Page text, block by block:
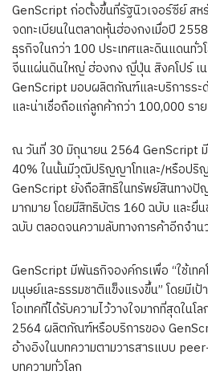
GenScript ก่อตั้งขึ้นที่รัฐนิวเจอร์ซีย์ สห
จดทะเบียนในตลาดหุ้นฮ่องกงเมื่อปี
ธุรกิจในกว่า 100 ประเทศและดินแดนทั่ว
จีนแผ่นดินใหญ่ ฮ่องกง ญี่ปุ่น สิงคโปร์ เ
GenScript มอบผลิตภัณฑ์และบริการระ
และน่าเชื่อถือแก่ลูกค้ากว่า 100,000 ราย
ณ วันที่ 30 มิถุนายน 2564 GenScript
40% ในนั้นมีวุฒิปริญญาโทและ/หรือปริ
GenScript ยังถือสิทธิในทรัพย์สินทางปั
มากมาย โดยมีสิทธิบัตร 160 ฉบับ และยื่
ฉบับ ตลอดจนความลับทางการค้าอีกจำน
GenScript มีพันธกิจองค์กรเพื่อ “ใช้เทค
มนุษย์และธรรมชาติแข็งแรงขึ้น” โดยมีเ
โอเทคที่ได้รับความไว้วางใจมากที่สุดใน
2564 ผลิตภัณฑ์หรือบริการของ
อ้างอิงในบทความตามวารสารแบบ
บทความทั่วโลก